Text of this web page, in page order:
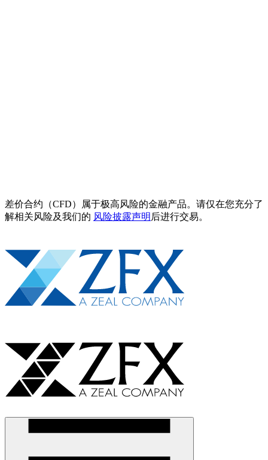
差价合约（CFD）属于极高风险的金融产品。请仅在您充分了
解相关风险及我们的 风险披露声明 后进行交易。